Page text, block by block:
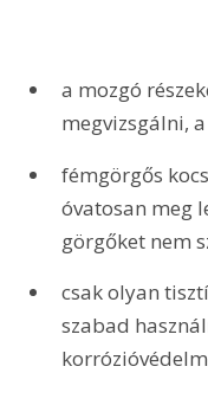
a mozgó
megvizsgálni,
fémgörgős
óvatosan meg
görgőket nem
csak olyan
szabad